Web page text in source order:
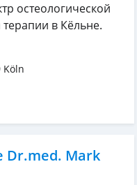
остеологической
в Кёльне.
Köln
Dr.med. Mark